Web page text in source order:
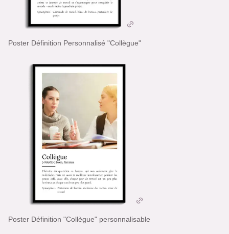
Poster Définition Personnalisé "Collègue"
Poster Définition "Collègue" personnalisable